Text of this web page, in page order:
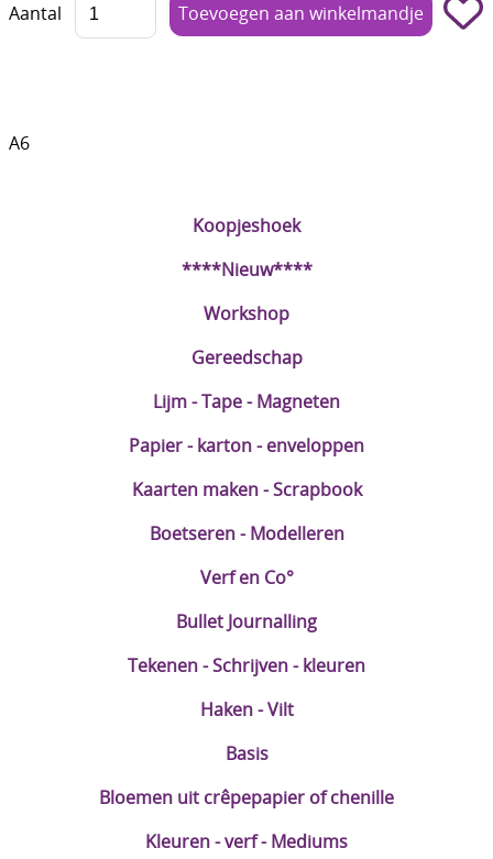
Kleuren - verf - Mediums
Koopjeshoek
****Nieuw****
Workshop
Gereedschap
Lijm - Tape - Magneten
Papier - karton - enveloppen
Kaarten maken - Scrapbook
Boetseren - Modelleren
Verf en Co°
Bullet Journalling
Tekenen - Schrijven - kleuren
Haken - Vilt
Basis
Bloemen uit crêpepapier of chenille
Kleuren - verf - Mediums
Aantal
A6